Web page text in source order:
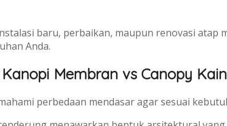
baru, perbaikan, maupun renovasi atap
Anda.
Membran vs Canopy
perbedaan mendasar agar sesuai